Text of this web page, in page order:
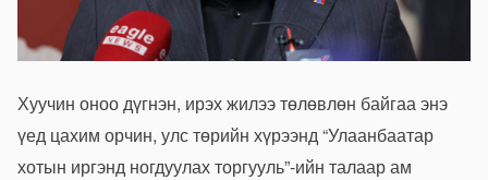
Хуучин оноо дүгнэн, ирэх жилээ төлөвлөн байгаа энэ
үед цахим орчин, улс төрийн хүрээнд “Улаанбаатар
хотын иргэнд ногдуулах торгууль”-ийн талаар ам